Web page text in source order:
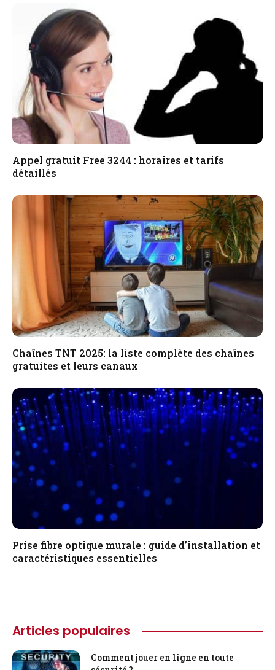
Appel gratuit Free 3244 : horaires et tarifs
détaillés
Chaînes TNT 2025: la liste complète des chaînes
gratuites et leurs canaux
Prise fibre optique murale : guide d’installation et
caractéristiques essentielles
Articles populaires
Comment jouer en ligne en toute